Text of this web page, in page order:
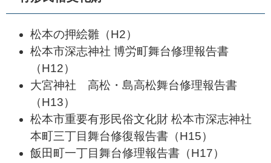
松本の押絵雛（H2）
松本市深志神社 博労町舞台修理報告書
（H12）
大宮神社 高松・島高松舞台修理報告書
（H13）
松本市重要有形民俗文化財 松本市深志神社
本町三丁目舞台修復報告書（H15）
飯田町一丁目舞台修理報告書（H17）